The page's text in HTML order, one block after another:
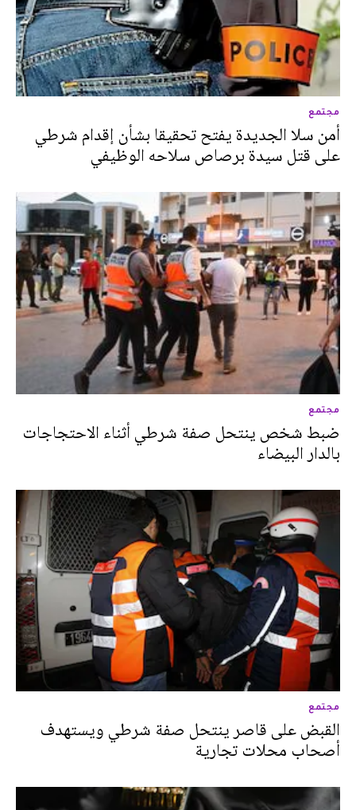
مجتمع
أمن سلا الجديدة يفتح تحقيقا بشأن إقدام شرطي
على قتل سيدة برصاص سلاحه الوظيفي
مجتمع
ضبط شخص ينتحل صفة شرطي أثناء الاحتجاجات
بالدار البيضاء
مجتمع
القبض على قاصر ينتحل صفة شرطي ويستهدف
أصحاب محلات تجارية